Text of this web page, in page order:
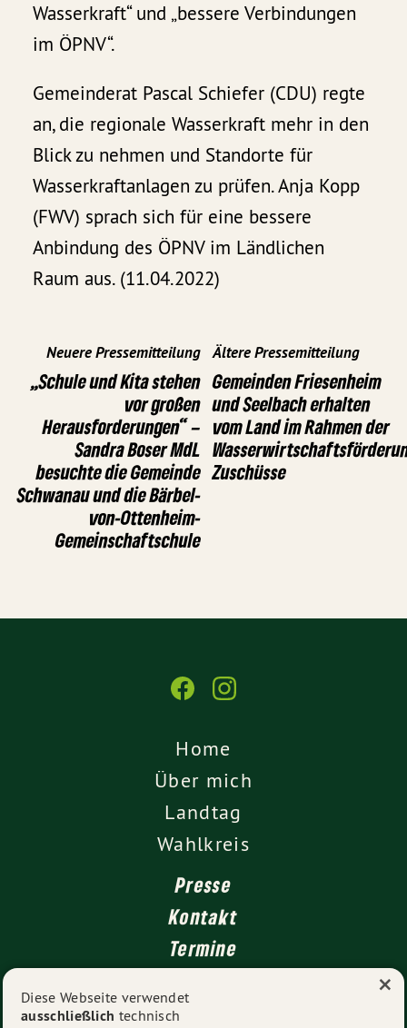
Wasserkraft“ und „bessere Verbindungen
im ÖPNV“.
Gemeinderat Pascal Schiefer (CDU) regte
an, die regionale Wasserkraft mehr in den
Blick zu nehmen und Standorte für
Wasserkraftanlagen zu prüfen. Anja Kopp
(FWV) sprach sich für eine bessere
Anbindung des ÖPNV im Ländlichen
Raum aus. (11.04.2022)
Neuere Pressemitteilung
„Schule und Kita stehen
vor großen
Herausforderungen“ –
Sandra Boser MdL
besuchte die Gemeinde
Schwanau und die Bärbel-
von-Ottenheim-
Gemeinschaftschule
Ältere Pressemitteilung
Gemeinden Friesenheim
und Seelbach erhalten
vom Land im Rahmen der
Zuschüsse
Home
Über mich
Landtag
Wahlkreis
Presse
Kontakt
Termine
Impressum
Diese Webseite verwendet
ausschließlich technisch
×